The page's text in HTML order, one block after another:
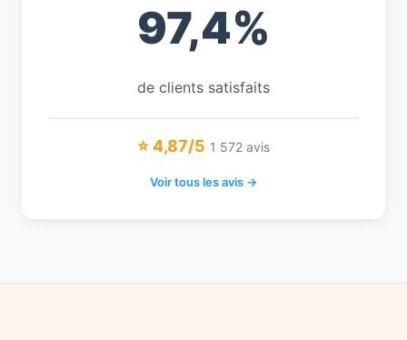
97,4%
de clients satisfaits
⭐ 4,87/5 1 572 avis
Voir tous les avis →